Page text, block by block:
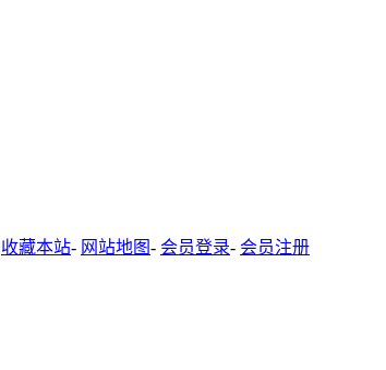
收藏本站- 网站地图- 会员登录- 会员注册